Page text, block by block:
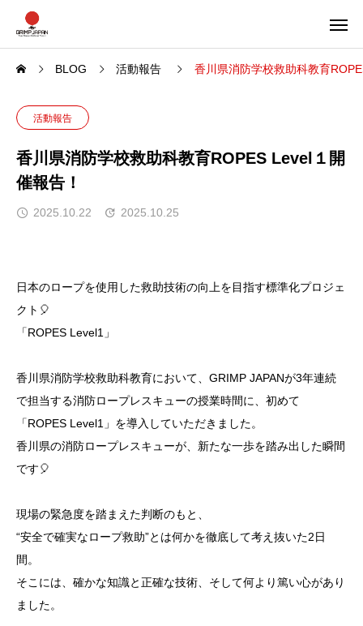
BLOG 活動報告 香川県消防学校救助科教育
活動報告
香川県消防学校救助科教育ROPES Level１開
催報告！
2025.10.22 2025.10.25
日本のロープを使用した救助技術の向上を目指す標準化プロジェ
クト🎈
「ROPES Level1」
香川県消防学校救助科教育において、GRIMP JAPANが3年連続
で担当する消防ロープレスキューの授業時間に、初めて
「ROPES Level1」を導入していただきました。
香川県の消防ロープレスキューが、新たな一歩を踏み出した瞬間
です🎈
現場の緊急度を踏まえた判断のもと、
“安全で確実なロープ救助”とは何かを徹底して考え抜いた2日
間。
そこには、確かな知識と正確な技術、そして何より篤い心があり
ました。